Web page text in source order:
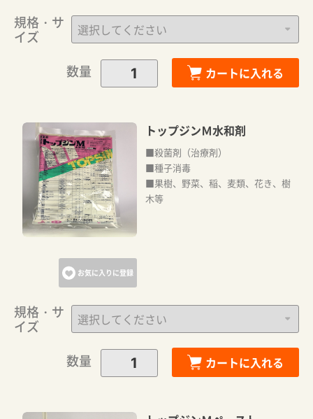
規格・サ
イズ
数量
カートに入れる
お気に入りに登録
トップジンＭ水和剤
■殺菌剤（治療剤）
■種子消毒
■果樹、野菜、稲、麦類、花き、樹
木等
規格・サ
イズ
数量
カートに入れる